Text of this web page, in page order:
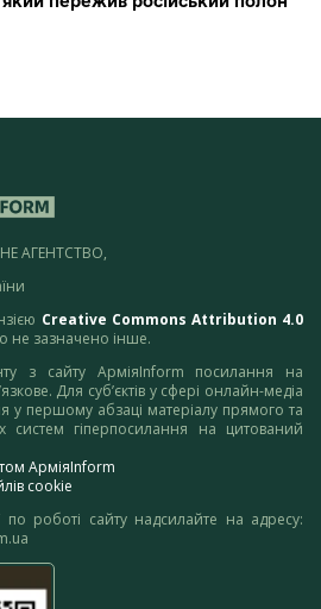
АГЕНТСТВО,
Creative Commons Attribution 4.0
не зазначено інше.
з сайту АрміяInform посилання на
Для суб’єктів у сфері онлайн-медіа
у першому абзаці матеріалу прямого та
систем гіперпосилання на цитований
АрміяInform
cookie
по роботі сайту надсилайте на адресу: